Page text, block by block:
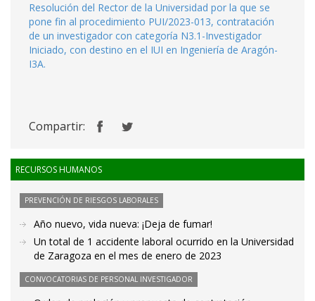
Resolución del Rector de la Universidad por la que se
pone fin al procedimiento PUI/2023-013, contratación
de un investigador con categoría N3.1-Investigador
Iniciado, con destino en el IUI en Ingeniería de Aragón-
I3A.
Compartir:
RECURSOS HUMANOS
PREVENCIÓN DE RIESGOS LABORALES
Año nuevo, vida nueva: ¡Deja de fumar!
Un total de 1 accidente laboral ocurrido en la Universidad
de Zaragoza en el mes de enero de 2023
CONVOCATORIAS DE PERSONAL INVESTIGADOR